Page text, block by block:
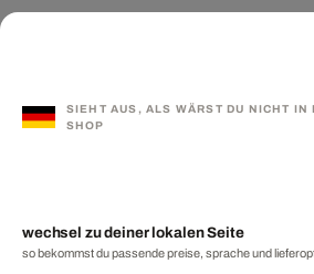
SIEHT AUS, ALS WÄRST DU NICHT IN
SHOP
wechsel zu deiner lokalen Seite
so bekommst du passende preise, sprache und